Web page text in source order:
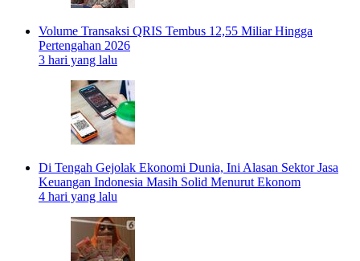
Volume Transaksi QRIS Tembus 12,55 Miliar Hingga
Pertengahan 2026
3 hari yang lalu
Di Tengah Gejolak Ekonomi Dunia, Ini Alasan Sektor Jasa
Keuangan Indonesia Masih Solid Menurut Ekonom
4 hari yang lalu